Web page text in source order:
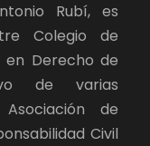
Rubí, es
Colegio de
Derecho de
de varias
de
Civil